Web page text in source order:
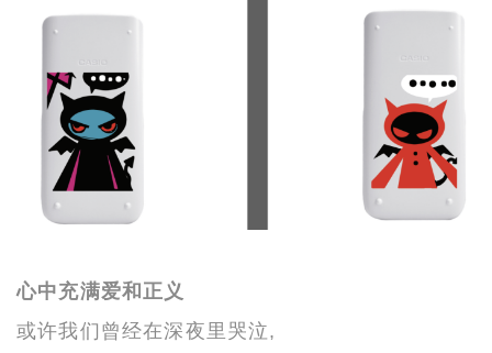
心中充满爱和正义
或许我们曾经在深夜里哭泣,